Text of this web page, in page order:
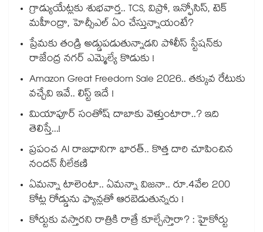
గ్రాడ్యుయేట్లకు శుభవార్త.. TCS, విప్రో, ఇన్ఫోసిస్, టెక్
మహీంద్రా, హెచ్సీఎల్ ఏం చేస్తున్నాయంటే?
ప్రేమకు తండ్రి అడ్డుపడుతున్నాడని పోలీస్ స్టేషన్⁪కు
రాజేంద్ర నగర్ ఎమ్మెల్యే కొడుకు !
Amazon Great Freedom Sale 2026.. తక్కువ రేటుకు
వచ్చేవి ఇవే.. లిస్ట్ ఇదే !
మియాపూర్ సంతోష్ దాబాకు వెళ్తుంటారా..? ఇది
తెలిస్తే...!
ప్రపంచ AI రాజధానిగా భారత్.. కొత్త దారి చూపించిన
నందన్ నీలేకణి
ఏమన్నా టాలెంటా.. ఏమన్నా విజనా.. రూ.4వేల 200
కోట్ల రోడ్డును ఫ్యాన్లతో ఆరబెడుతున్నరు !
కోర్టుకు వస్తారని రాత్రికి రాత్రే కూల్చేస్తారా? : హైకోర్టు